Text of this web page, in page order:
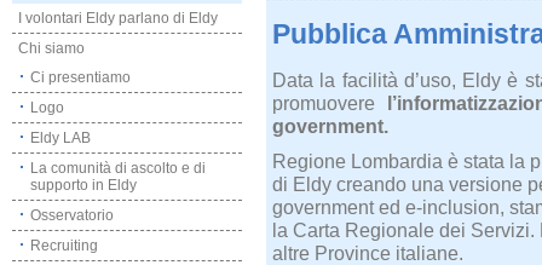
I volontari Eldy parlano di Eldy
Chi siamo
Ci presentiamo
Logo
Eldy LAB
La comunità di ascolto e di
supporto in Eldy
Osservatorio
Recruiting
Pubblica
Data la facilità d’uso, Eldy è
promuovere
government.
Regione Lombardia è stata la
di Eldy creando una versione
government ed e-inclusion,
la Carta Regionale dei
altre Province italiane.